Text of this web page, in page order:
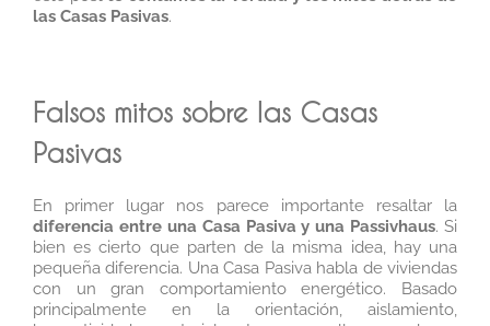
las Casas Pasivas.
Falsos mitos sobre las Casas
Pasivas
En primer lugar nos parece importante resaltar la
diferencia entre una Casa Pasiva y una Passivhaus. Si
bien es cierto que parten de la misma idea, hay una
pequeña diferencia. Una Casa Pasiva habla de viviendas
con un gran comportamiento energético. Basado
principalmente en la orientación, aislamiento,